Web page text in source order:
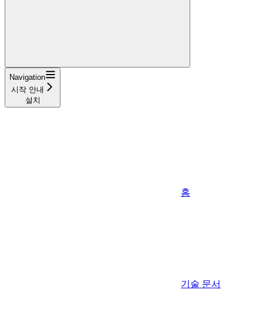
Navigation
시작 안내
설치
홈
기술 문서